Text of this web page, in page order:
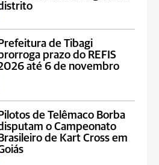
Prefeitura de Tibagi
prazo do REFIS
até 6 de novembro
Pilotos de Telêmaco Borba
o Campeonato
Brasileiro de Kart Cross em